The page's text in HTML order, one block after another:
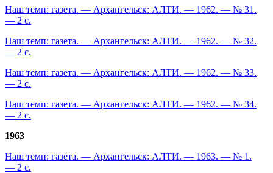
Наш темп: газета. — Архангельск: АЛТИ. — 1962. — № 31.
— 2 с.
Наш темп: газета. — Архангельск: АЛТИ. — 1962. — № 32.
— 2 с.
Наш темп: газета. — Архангельск: АЛТИ. — 1962. — № 33.
— 2 с.
Наш темп: газета. — Архангельск: АЛТИ. — 1962. — № 34.
— 2 с.
1963
Наш темп: газета. — Архангельск: АЛТИ. — 1963. — № 1.
— 2 с.